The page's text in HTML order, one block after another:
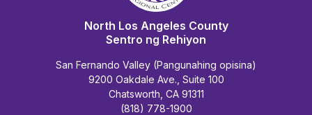
North Los Angeles County
Sentro ng Rehiyon
San Fernando Valley (Pangunahing opisina)
9200 Oakdale Ave., Suite 100
Chatsworth, CA 91311
(818) 778-1900